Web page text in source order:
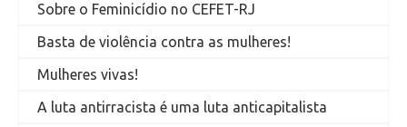
Sobre o Feminicídio no CEFET-RJ
Basta de violência contra as mulheres!
Mulheres vivas!
A luta antirracista é uma luta anticapitalista